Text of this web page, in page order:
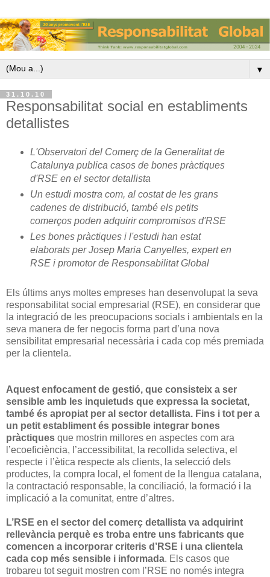
▼
31.10.10
Responsabilitat social en establiments
detallistes
L'Observatori del Comerç de la Generalitat de
Catalunya publica casos de bones pràctiques
d'RSE en el sector detallista
Un estudi mostra com, al costat de les grans
cadenes de distribució, també els petits
comerços poden adquirir compromisos d'RSE
Les bones pràctiques i l'estudi han estat
elaborats per Josep Maria Canyelles, expert en
RSE i promotor de Responsabilitat Global
Els últims anys moltes empreses han desenvolupat la seva
responsabilitat social empresarial (RSE), en considerar que
la integració de les preocupacions socials i ambientals en la
seva manera de fer negocis forma part d’una nova
sensibilitat empresarial necessària i cada cop més premiada
per la clientela.
Aquest enfocament de gestió, que consisteix a ser
sensible amb les inquietuds que expressa la societat,
també és apropiat per al sector detallista. Fins i tot per a
un petit establiment és possible integrar bones
pràctiques que mostrin millores en aspectes com ara
l’ecoeficiència, l’accessibilitat, la recollida selectiva, el
respecte i l’ètica respecte als clients, la selecció dels
productes, la compra local, el foment de la llengua catalana,
la contractació responsable, la conciliació, la formació i la
implicació a la comunitat, entre d’altres.
L’RSE en el sector del comerç detallista va adquirint
rellevància perquè es troba entre uns fabricants que
comencen a incorporar criteris d’RSE i una clientela
cada cop més sensible i informada. Els casos que
trobareu tot seguit mostren com l’RSE no només integra